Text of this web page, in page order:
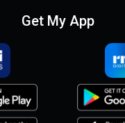
Get My App